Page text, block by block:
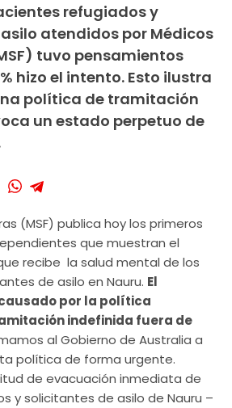
refugiados y
atendidos por Médicos
tuvo pensamientos
hizo el intento. Esto ilustra
política de tramitación
un estado perpetuo de
(MSF) publica hoy los primeros
que muestran el
recibe la salud mental de los
de asilo en Nauru. El
por la política
indefinida fuera de
al Gobierno de Australia a
política de forma urgente.
de evacuación inmediata de
y solicitantes de asilo de Nauru –